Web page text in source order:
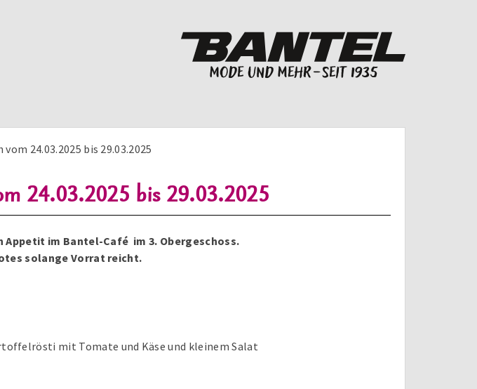
24.03.2025 bis 29.03.2025
24.03.2025 bis 29.03.2025
Appetit im Bantel-Café im 3. Obergeschoss.
solange Vorrat reicht.
mit Tomate und Käse und kleinem Salat